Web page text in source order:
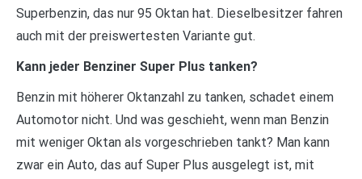
Superbenzin, das nur 95 Oktan hat. Dieselbesitzer fahren
auch mit der preiswertesten Variante gut.
Kann jeder Benziner Super Plus tanken?
Benzin mit höherer Oktanzahl zu tanken, schadet einem
Automotor nicht. Und was geschieht, wenn man Benzin
mit weniger Oktan als vorgeschrieben tankt? Man kann
zwar ein Auto, das auf Super Plus ausgelegt ist, mit